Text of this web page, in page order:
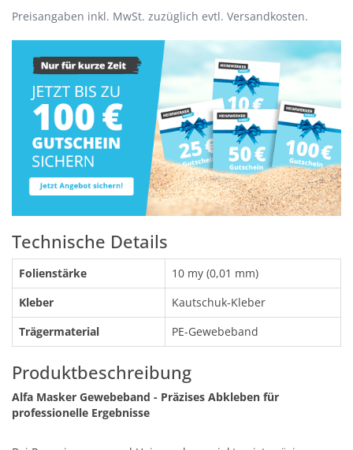
Preisangaben inkl. MwSt. zuzüglich evtl. Versandkosten.
Technische Details
Folienstärke
10 my (0,01 mm)
Kleber
Kautschuk-Kleber
Trägermaterial
PE-Gewebeband
Produktbeschreibung
Alfa Masker Gewebeband - Präzises Abkleben für
professionelle Ergebnisse